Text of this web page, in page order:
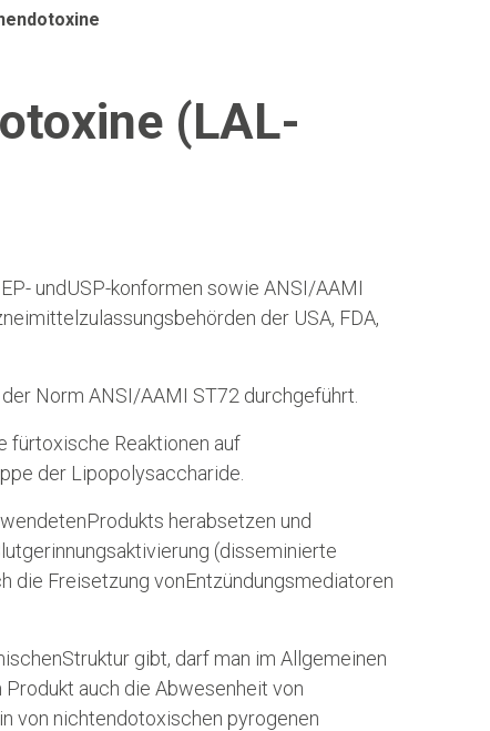
(LAL-
undUSP-konformen sowie ANSI/AAMI
der USA, FDA,
Norm ANSI/AAMI ST72 durchgeführt.
fürtoxische Reaktionen auf
der Lipopolysaccharide.
herabsetzen und
(disseminierte
die Freisetzung vonEntzündungsmediatoren
gibt, darf man im Allgemeinen
auch die Abwesenheit von
von nichtendotoxischen pyrogenen